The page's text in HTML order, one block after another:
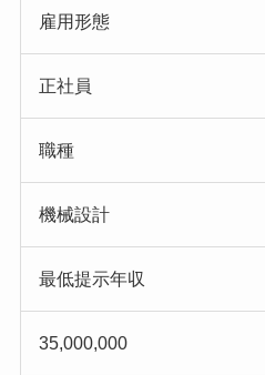
雇用形態
正社員
職種
機械設計
最低提示年収
35,000,000